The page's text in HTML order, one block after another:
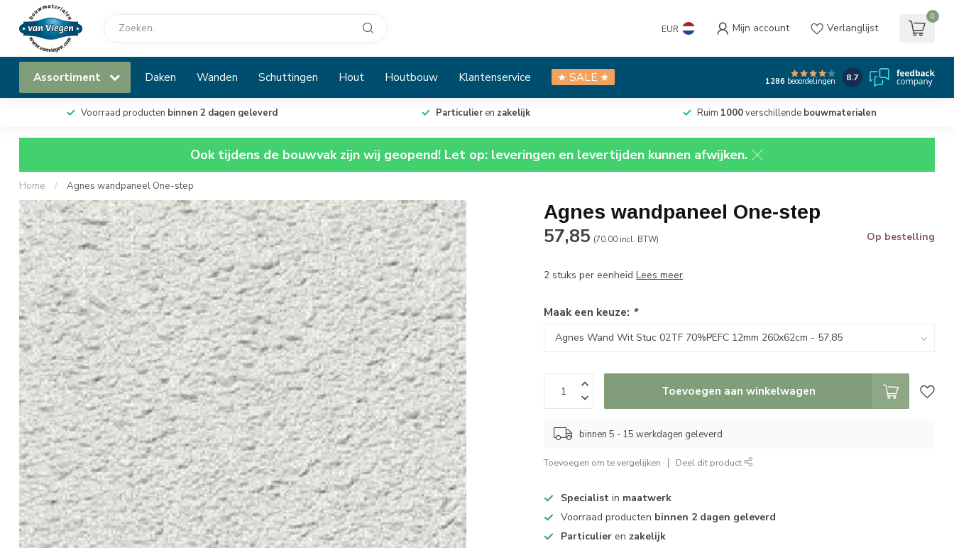
EUR Mijn account Verlanglijst
0
Assortiment Daken Wanden Schuttingen Hout Houtbouw Klantenservice ★ SALE ★ 1286 beoordelingen 8.7
Voorraad producten binnen 2 dagen geleverd Particulieren zakelijk Ruim 1000verschillende bouwmaterialen
Ook tijdens de bouwvak zijn wij geopend! Let op: leveringen en levertijden kunnen afwijken.
Home / Agnes wandpaneel One-step
Agnes wandpaneel One-step
57,85 (70.00 incl. BTW) Op bestelling
2 stuks per eenheidLees meer.
Maak een keuze: *
Toevoegen aan winkelwagen
binnen 5 - 15 werkdagen geleverd
Toevoegen om te vergelijken Deel dit product
Specialist in maatwerk
Voorraad producten binnen 2 dagen geleverd
Particulier en zakelijk